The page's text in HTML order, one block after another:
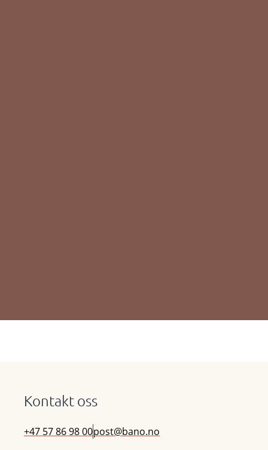
Kontakt oss
+47 57 86 98 00post@bano.no